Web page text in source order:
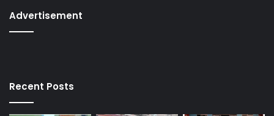
Advertisement
Recent Posts